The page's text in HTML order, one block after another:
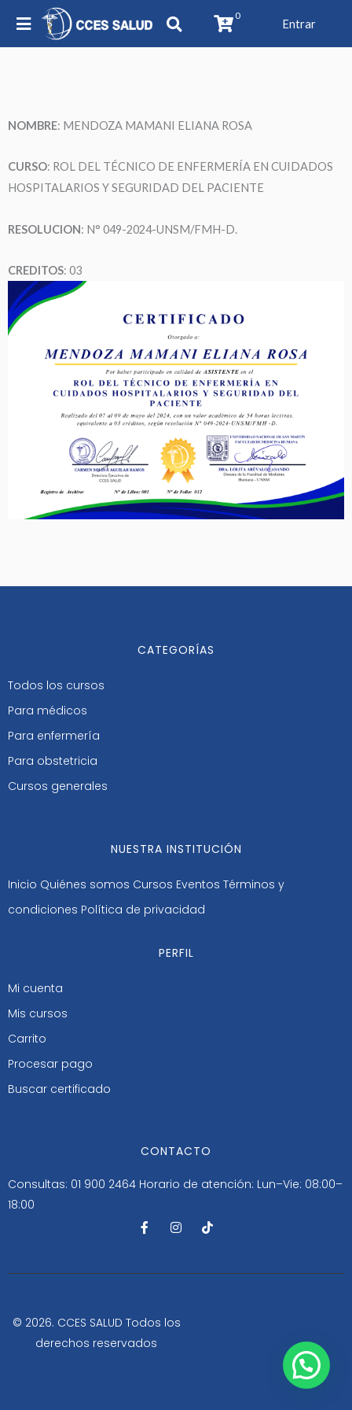
0
Entrar
NOMBRE: MENDOZA MAMANI ELIANA ROSA
CURSO: ROL DEL TÉCNICO DE ENFERMERÍA EN CUIDADOS
HOSPITALARIOS Y SEGURIDAD DEL PACIENTE
RESOLUCION: N° 049-2024-UNSM/FMH-D.
CREDITOS: 03
CATEGORÍAS
Todos los cursos
Para médicos
Para enfermería
Para obstetricia
Cursos generales
NUESTRA INSTITUCIÓN
Inicio Quiénes somos Cursos Eventos Términos y
condiciones Política de privacidad
PERFIL
Mi cuenta
Mis cursos
Carrito
Procesar pago
Buscar certificado
CONTACTO
Consultas: 01 900 2464 Horario de atención: Lun–Vie: 08:00–
18:00
F
a
b
-
I
n
a
m
T
i
o
© 2026. CCES SALUD Todos los
derechos reservados